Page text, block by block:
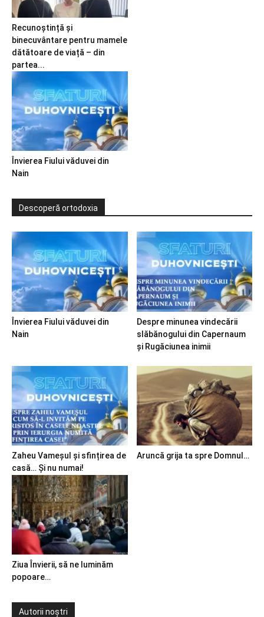
Recunoștință și
binecuvântare pentru mamele
dătătoare de viață – din
partea...
Învierea Fiului văduvei din
Nain
Descoperă ortodoxia
Învierea Fiului văduvei din
Nain
Despre minunea vindecării
slăbănogului din Capernaum
și Rugăciunea inimii
Zaheu Vameșul și sfințirea de
casă… Și nu numai!
Aruncă grija ta spre Domnul…
Ziua Învierii, să ne luminăm
popoare…
Autorii noștri